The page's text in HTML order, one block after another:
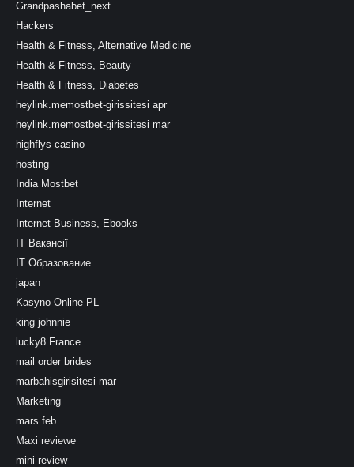
Grandpashabet_next
Hackers
Health & Fitness, Alternative Medicine
Health & Fitness, Beauty
Health & Fitness, Diabetes
heylink.memostbet-girissitesi apr
heylink.memostbet-girissitesi mar
highflys-casino
hosting
India Mostbet
Internet
Internet Business, Ebooks
IT Вакансії
IT Образование
japan
Kasyno Online PL
king johnnie
lucky8 France
mail order brides
marbahisgirisitesi mar
Marketing
mars feb
Maxi reviewe
mini-review